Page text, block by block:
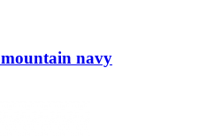
navy